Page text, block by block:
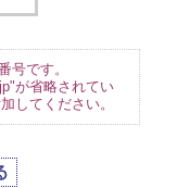
号です。
が省略されてい
してください。